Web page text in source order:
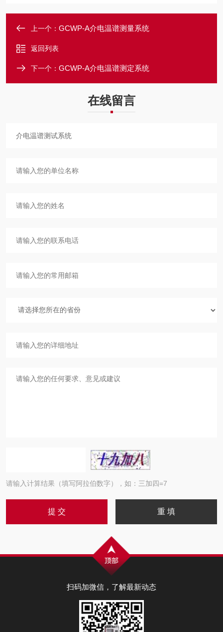
上一个： GCWP-A介电温谱测量系统
返回列表
下一个： GCWP-A介电温谱测定系统
在线留言
请输入计算结果（填写阿拉伯数字），如：三加四=7
扫码加微信，了解最新动态